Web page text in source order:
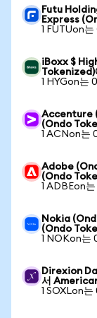
Futu
Express
1 FUTUon
iBoxx $
Tokenized)
1 HYGon는
Accenture
(Ondo
1 ACNon는
Adobe
(Ondo
1 ADBEon
Nokia
(Ondo
1 NOKon는
Direxion
서
1 SOXLon